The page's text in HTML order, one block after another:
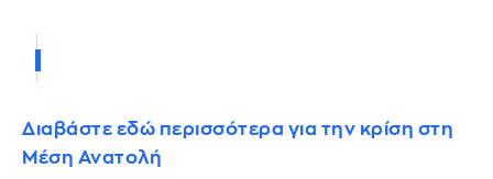
Διαβάστε εδώ περισσότερα για την κρίση στη
Μέση Ανατολή